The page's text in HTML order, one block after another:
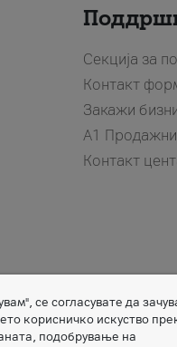
Секција за
Контакт
Закажи
A1
Контакт
се согласувате да
корисничко искуство
подобрување на